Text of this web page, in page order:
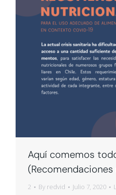
Aquí comemos
2 By redvid Julio 7, 2020